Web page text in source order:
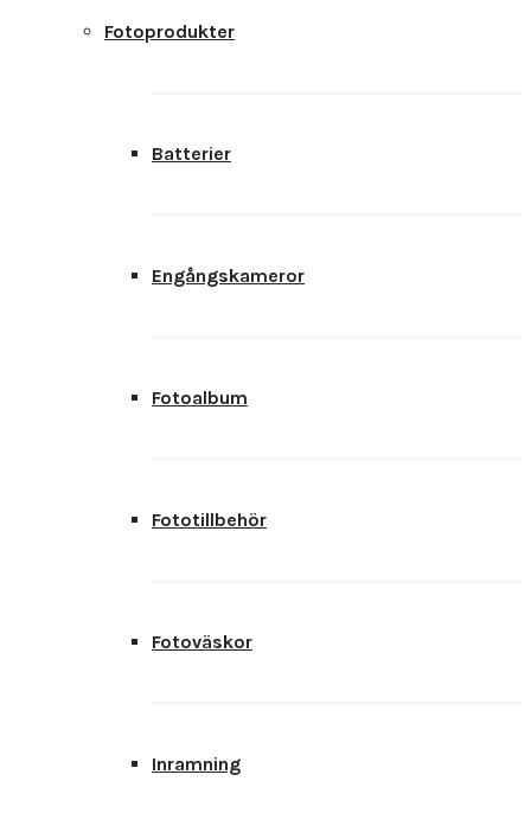
Fotoprodukter
Batterier
Engångskameror
Fotoalbum
Fototillbehör
Fotoväskor
Inramning